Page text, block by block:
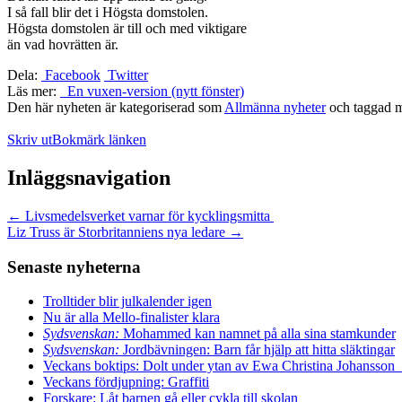
I så fall blir det i Högsta domstolen.
Högsta domstolen är till och med viktigare
än vad hovrätten är.
Dela: Facebook Twitter
Läs mer:
En vuxen-version (nytt fönster)
Den här nyheten är kategoriserad som Allmänna nyheteroch taggad
Skriv utBokmärk länken
Inläggsnavigation
← Livsmedelsverket varnar för kycklingsmitta
Liz Truss är Storbritanniens nya ledare →
Senaste nyheterna
Trolltider blir julkalender igen
Nu är alla Mello-finalister klara
Sydsvenskan: Mohammed kan namnet på alla sina stamkunder
Sydsvenskan: Jordbävningen: Barn får hjälp att hitta släktingar
Veckans boktips: Dolt under ytan av Ewa Christina Johansson
Veckans fördjupning: Graffiti
Forskare: Låt barnen gå eller cykla till skolan